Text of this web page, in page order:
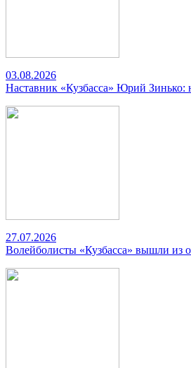
03.08.2026
Наставник «Кузбасса» Юрий Зинько:
27.07.2026
Волейболисты «Кузбасса» вышли из